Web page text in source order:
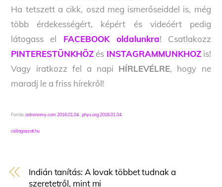
Ha tetszett a cikk, oszd meg ismerőseiddel is, még
több érdekességért, képért és videóért pedig
látogass el FACEBOOK oldalunkra! Csatlakozz
PINTERESTÜNKHÖZ és INSTAGRAMMUNKHOZis!
Vagy iratkozz fel a napi HÍRLEVÉLRE, hogy ne
maradj le a friss hírekről!
Forrás:astronomy.com 2016.01.04 .,phys.org 2016.01.04
csillagaszat.hu
Indián tanítás: A lovak többet tudnak a
szeretetről, mint mi